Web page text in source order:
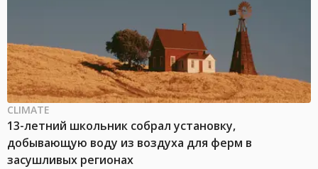
CLIMATE
13-летний школьник собрал установку,
добывающую воду из воздуха для ферм в
засушливых регионах